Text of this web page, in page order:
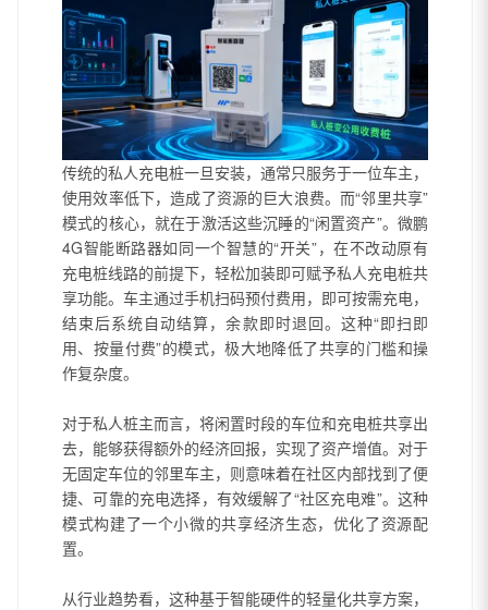
传统的私人充电桩一旦安装，通常只服务于一位车主，
使用效率低下，造成了资源的巨大浪费。而“邻里共享”
模式的核心，就在于激活这些沉睡的“闲置资产”。微鹏
4G智能断路器如同一个智慧的“开关”，在不改动原有
充电桩线路的前提下，轻松加装即可赋予私人充电桩共
享功能。车主通过手机扫码预付费用，即可按需充电，
结束后系统自动结算，余款即时退回。这种“即扫即
用、按量付费”的模式，极大地降低了共享的门槛和操
作复杂度。
对于私人桩主而言，将闲置时段的车位和充电桩共享出
去，能够获得额外的经济回报，实现了资产增值。对于
无固定车位的邻里车主，则意味着在社区内部找到了便
捷、可靠的充电选择，有效缓解了“社区充电难”。这种
模式构建了一个小微的共享经济生态，优化了资源配
置。
从行业趋势看，这种基于智能硬件的轻量化共享方案，